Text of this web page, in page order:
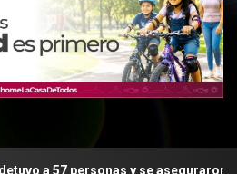
y se aseguraron armas,